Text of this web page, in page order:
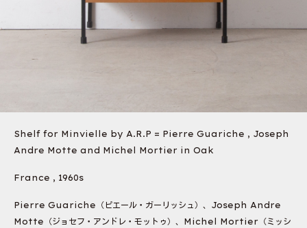
Shelf for Minvielle by A.R.P = Pierre Guariche , Joseph
Andre Motte and Michel Mortier in Oak
France , 1960s
Pierre Guariche（ピエール・ガーリッシュ）、Joseph Andre
Motte（ジョセフ・アンドレ・モットゥ）、Michel Mortier（ミッシ